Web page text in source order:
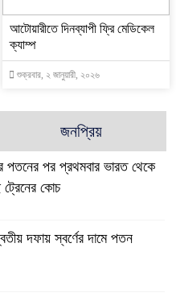
আটোয়ারীতে দিনব্যাপী ফ্রি মেডিকেল
ক্যাম্প
শুক্রবার, ২ জানুয়ারী, ২০২৬
জনপ্রিয়
পতনের পর প্রথমবার ভারত থেকে
কোচ
দফায় স্বর্ণের দামে পতন